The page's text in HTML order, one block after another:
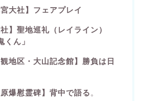
宮大社】フェアプレイ
社】聖地巡礼（レイライン）
くん」
観地区・大山記念館】勝負は日
原爆慰霊碑】背中で語る 。